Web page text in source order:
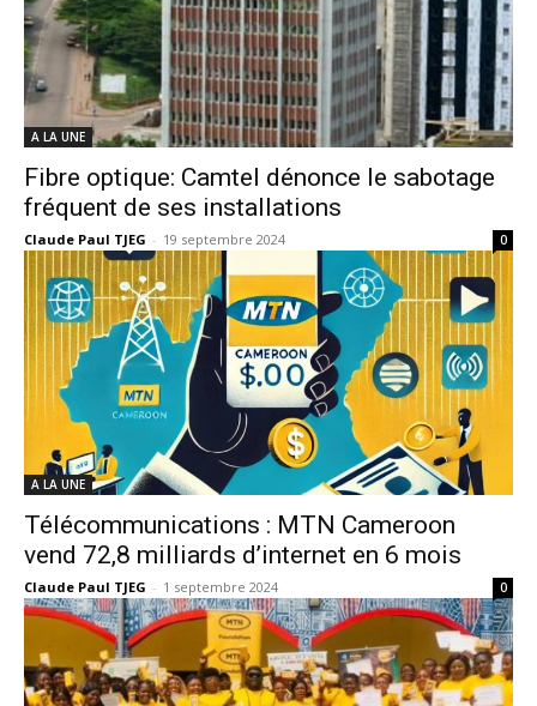
A LA UNE
Fibre optique: Camtel dénonce le sabotage
fréquent de ses installations
Claude Paul TJEG - 19 septembre 2024 0
A LA UNE
Télécommunications : MTN Cameroon
vend 72,8 milliards d’internet en 6 mois
Claude Paul TJEG - 1 septembre 2024 0